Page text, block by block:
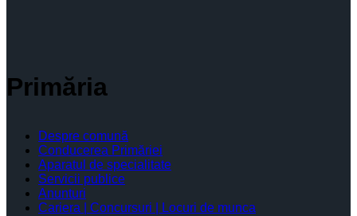
Primăria
Despre comună
Conducerea Primăriei
Aparatul de specialitate
Servicii publice
Anunturi
Cariera | Concursuri | Locuri de munca